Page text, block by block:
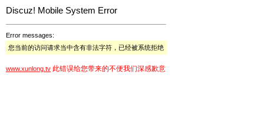
Discuz! Mobile System Error
Error messages:
您当前的访问请求当中含有非法字符，已经被系统拒绝
www.xunlong.tv 此错误给您带来的不便我们深感歉意